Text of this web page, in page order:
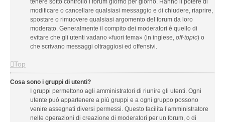
tenere sotto controllo i forum giorno per giorno. Hanno il potere di
modificare o cancellare qualsiasi messaggio e di chiudere, riaprire,
spostare o rimuovere qualsiasi argomento del forum da loro
moderato. Generalmente il compito dei moderatori è quello di
evitare che gli utenti vadano «fuori tema» (in inglese, off-topic) o
che scrivano messaggi oltraggiosi ed offensivi.
Top
Cosa sono i gruppi di utenti?
I gruppi permettono agli amministratori di riunire gli utenti. Ogni
utente può appartenere a più gruppi e a ogni gruppo possono
venire assegnati diversi permessi. Questo facilita l’amministratore
nelle operazioni di creazione di moderatori per un forum, o di